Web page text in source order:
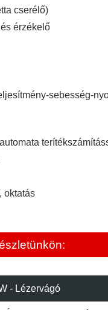
cserélő)
érzékelő
sebesség-
oktatás
- Lézervágó